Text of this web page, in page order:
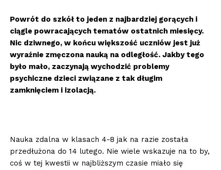
Powrót do szkół to jeden z najbardziej gorących i
ciągle powracających tematów ostatnich miesięcy.
Nic dziwnego, w końcu większość uczniów jest już
wyraźnie zmęczona nauką na odległość. Jakby tego
było mało, zaczynają wychodzić problemy
psychiczne dzieci związane z tak długim
zamknięciem i izolacją.
Nauka zdalna w klasach 4-8 jak na razie została
przedłużona do 14 lutego. Nie wiele wskazuje na to by,
coś w tej kwestii w najbliższym czasie miało się